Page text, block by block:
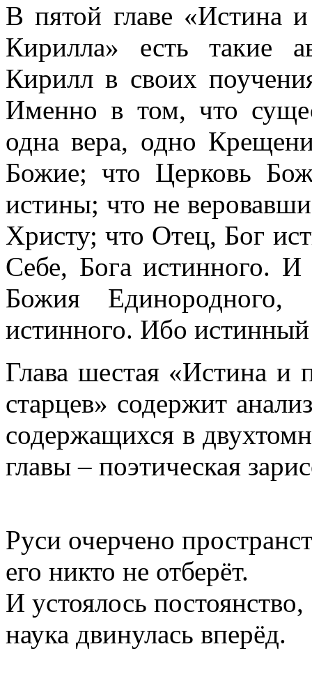
В пятой главе «Истина
Кирилла» есть такие
Кирилл в своих
Именно в том, что
одна вера, одно
Божие; что Церковь
истины; что не
Христу; что Отец, Бог
Себе, Бога истинного.
Божия
истинного. Ибо
Глава шестая «Истина и
старцев» содержит
содержащихся в
главы – поэтическая
Руси очерчено
его никто не отберёт.
И устоялось постоянство,
наука двинулась вперёд.